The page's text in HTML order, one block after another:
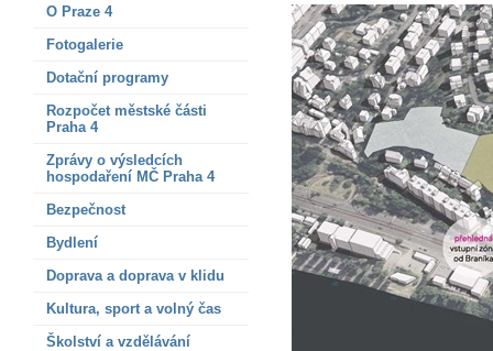
O Praze 4
Fotogalerie
Dotační programy
Rozpočet městské části
Praha 4
Zprávy o výsledcích
hospodaření MČ Praha 4
Bezpečnost
Bydlení
Doprava a doprava v klidu
Kultura, sport a volný čas
Školství a vzdělávání